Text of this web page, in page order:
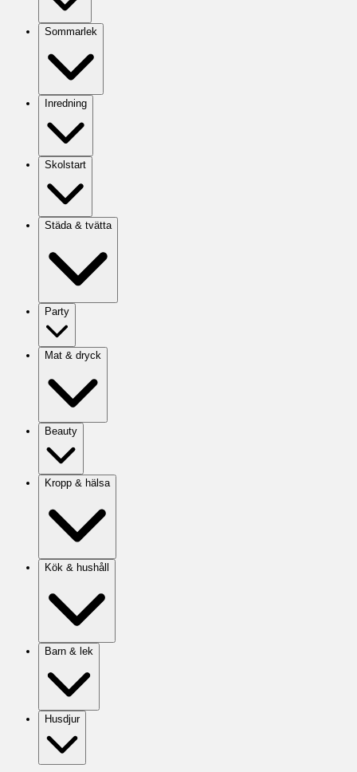
Sommarlek
Inredning
Skolstart
Städa & tvätta
Party
Mat & dryck
Beauty
Kropp & hälsa
Kök & hushåll
Barn & lek
Husdjur